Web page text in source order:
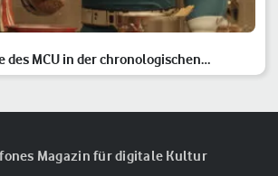
des MCU in der chronologischen
Magazin für digitale Kultur